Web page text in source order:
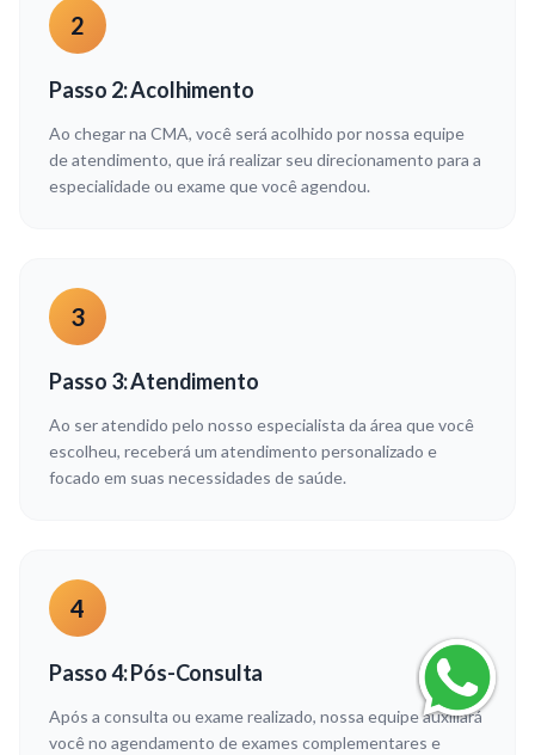
2
Passo 2: Acolhimento
Ao chegar na CMA, você será acolhido por nossa equipe
de atendimento, que irá realizar seu direcionamento para a
especialidade ou exame que você agendou.
3
Passo 3: Atendimento
Ao ser atendido pelo nosso especialista da área que você
escolheu, receberá um atendimento personalizado e
focado em suas necessidades de saúde.
4
Passo 4: Pós-Consulta
Após a consulta ou exame realizado, nossa equipe auxiliará
você no agendamento de exames complementares e